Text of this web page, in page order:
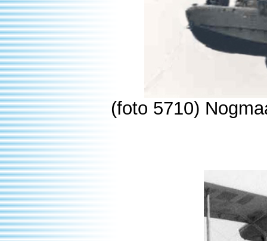
(foto 5710)